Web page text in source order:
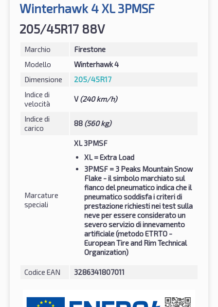
Winterhawk 4 XL 3PMSF
205/45R17 88V
Marchio
Firestone
Modello
Winterhawk 4
Dimensione
205/45R17
Indice di
velocità
V(240 km/h)
Indice di
carico
88 (560 kg)
Marcature
speciali
XL 3PMSF
XL= Extra Load
3PMSF = 3 Peaks Mountain Snow
Flake - il simbolo marchiato sul
fianco del pneumatico indica che il
pneumatico soddisfa i criteri di
prestazione richiesti nei test sulla
neve per essere considerato un
severo servizio di innevamento
artificiale (metodo ETRTO -
European Tire and Rim Technical
Organization)
Codice EAN 3286341807011